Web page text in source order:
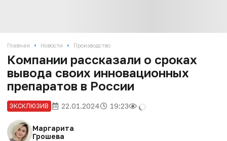
Главная • Новости • Производство
Компании рассказали о сроках
вывода своих инновационных
препаратов в России
ЭКСКЛЮЗИВ 22.01.2024 19:23
Маргарита
Грошева